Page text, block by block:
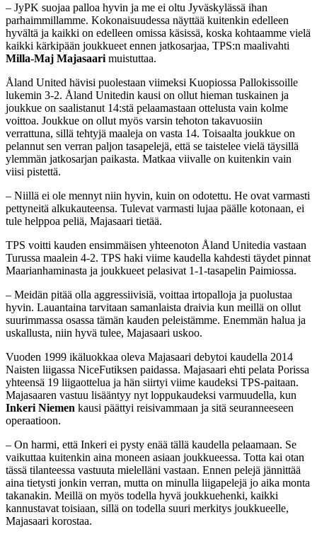
– JyPK suojaa palloa hyvin ja me ei oltu Jyväskylässä ihan
parhaimmillamme. Kokonaisuudessa näyttää kuitenkin edelleen
hyvältä ja kaikki on edelleen omissa käsissä, koska kohtaamme vielä
kaikki kärkipään joukkueet ennen jatkosarjaa, TPS:n maalivahti
Milla-Maj Majasaari muistuttaa.
Åland United hävisi puolestaan viimeksi Kuopiossa Pallokissoille
lukemin 3-2. Åland Unitedin kausi on ollut hieman tuskainen ja
joukkue on saalistanut 14:stä pelaamastaan ottelusta vain kolme
voittoa. Joukkue on ollut myös varsin tehoton takavuosiin
verrattuna, sillä tehtyjä maaleja on vasta 14. Toisaalta joukkue on
pelannut sen verran paljon tasapelejä, että se taistelee vielä täysillä
ylemmän jatkosarjan paikasta. Matkaa viivalle on kuitenkin vain
viisi pistettä.
– Niillä ei ole mennyt niin hyvin, kuin on odotettu. He ovat varmasti
pettyneitä alkukauteensa. Tulevat varmasti lujaa päälle kotonaan, ei
tule helppoa peliä, Majasaari tietää.
TPS voitti kauden ensimmäisen yhteenoton Åland Unitedia vastaan
Turussa maalein 4-2. TPS haki viime kaudella kahdesti täydet pinnat
Maarianhaminasta ja joukkueet pelasivat 1-1-tasapelin Paimiossa.
– Meidän pitää olla aggressiivisiä, voittaa irtopalloja ja puolustaa
hyvin. Lauantaina tarvitaan samanlaista draivia kun meillä on ollut
suurimmassa osassa tämän kauden peleistämme. Enemmän halua ja
uskallusta, niin hyvä tulee, Majasaari uskoo.
Vuoden 1999 ikäluokkaa oleva Majasaari debytoi kaudella 2014
Naisten liigassa NiceFutiksen paidassa. Majasaari ehti pelata Porissa
yhteensä 19 liigaottelua ja hän siirtyi viime kaudeksi TPS-paitaan.
Majasaaren vastuu lisääntyy nyt loppukaudeksi varmuudella, kun
Inkeri Niemen kausi päättyi reisivammaan ja sitä seuranneeseen
operaatioon.
– On harmi, että Inkeri ei pysty enää tällä kaudella pelaamaan. Se
vaikuttaa kuitenkin aina moneen asiaan joukkueessa. Totta kai otan
tässä tilanteessa vastuuta mielelläni vastaan. Ennen pelejä jännittää
aina tietysti jonkin verran, mutta on minulla liigapelejä jo aika monta
takanakin. Meillä on myös todella hyvä joukkuehenki, kaikki
kannustavat toisiaan, sillä on todella suuri merkitys joukkueelle,
Majasaari korostaa.